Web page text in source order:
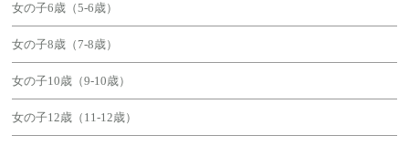
女の子6歳（5-6歳）
女の子8歳（7-8歳）
女の子10歳（9-10歳）
女の子12歳（11-12歳）